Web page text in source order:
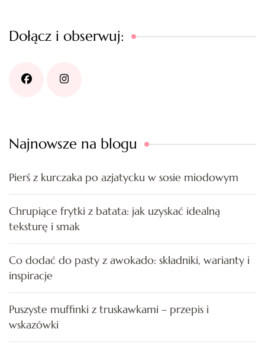
Dołącz i obserwuj:
Najnowsze na blogu
Pierś z kurczaka po azjatycku w sosie miodowym
Chrupiące frytki z batata: jak uzyskać idealną
teksturę i smak
Co dodać do pasty z awokado: składniki, warianty i
inspiracje
Puszyste muffinki z truskawkami – przepis i
wskazówki